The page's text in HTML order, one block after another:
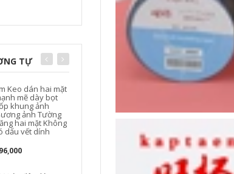
TỰ
Keo dán hai mặt
mẽ dày bọt
khung ảnh
ảnh Tường
hai mặt Không
dấu vết dính
Keo dán hai mặt 3m
dây buộc dây hàng
và nữ Giày dán
khóa dán chắc chắn
Dây buộc cáp
Velcro xe Băng dán
khóa dán nam và